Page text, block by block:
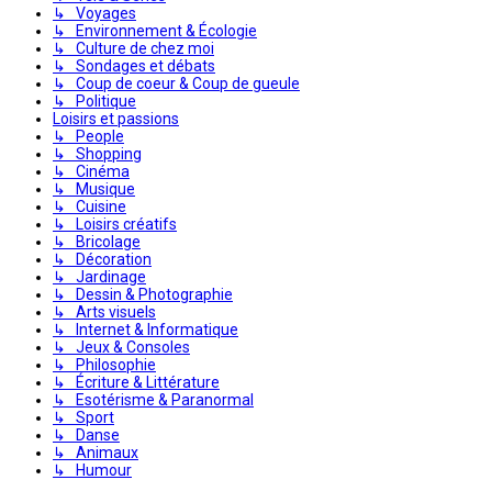
↳ Voyages
↳ Environnement & Écologie
↳ Culture de chez moi
↳ Sondages et débats
↳ Coup de coeur & Coup de gueule
↳ Politique
Loisirs et passions
↳ People
↳ Shopping
↳ Cinéma
↳ Musique
↳ Cuisine
↳ Loisirs créatifs
↳ Bricolage
↳ Décoration
↳ Jardinage
↳ Dessin & Photographie
↳ Arts visuels
↳ Internet & Informatique
↳ Jeux & Consoles
↳ Philosophie
↳ Écriture & Littérature
↳ Esotérisme & Paranormal
↳ Sport
↳ Danse
↳ Animaux
↳ Humour